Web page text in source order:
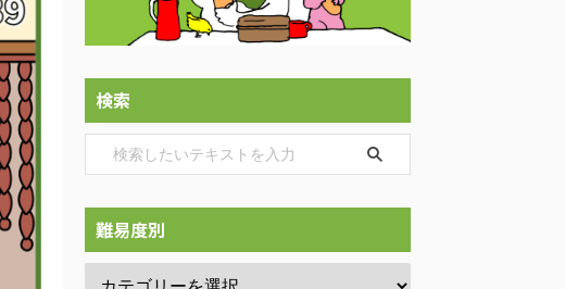
検索
難易度別